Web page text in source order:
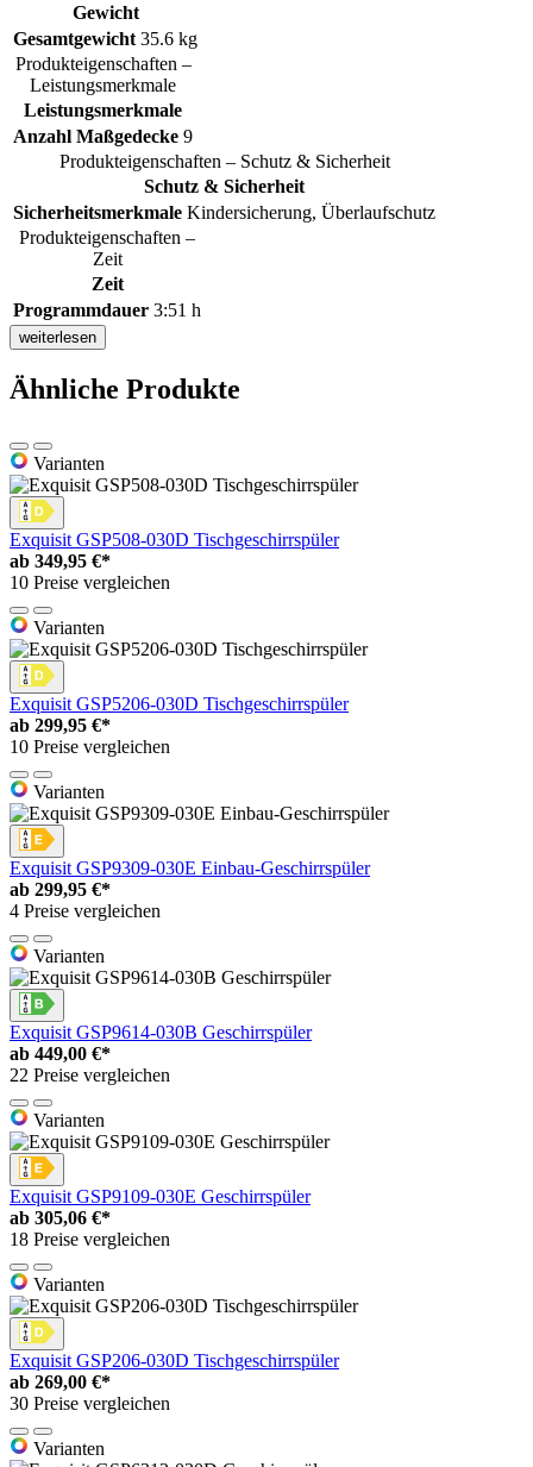
Gewicht
Gesamtgewicht 35.6 kg
Produkteigenschaften –
Leistungsmerkmale
Leistungsmerkmale
Anzahl Maßgedecke 9
Produkteigenschaften – Schutz & Sicherheit
Schutz & Sicherheit
Sicherheitsmerkmale Kindersicherung, Überlaufschutz
Produkteigenschaften –
Zeit
Zeit
Programmdauer 3:51 h
weiterlesen
Ähnliche Produkte
Varianten
Exquisit GSP508-030D Tischgeschirrspüler
ab 349,95 €*
10 Preise vergleichen
Varianten
Exquisit GSP5206-030D Tischgeschirrspüler
ab 299,95 €*
10 Preise vergleichen
Varianten
Exquisit GSP9309-030E Einbau-Geschirrspüler
ab 299,95 €*
4 Preise vergleichen
Varianten
Exquisit GSP9614-030B Geschirrspüler
ab 449,00 €*
22 Preise vergleichen
Varianten
Exquisit GSP9109-030E Geschirrspüler
ab 305,06 €*
18 Preise vergleichen
Varianten
Exquisit GSP206-030D Tischgeschirrspüler
ab 269,00 €*
30 Preise vergleichen
Varianten